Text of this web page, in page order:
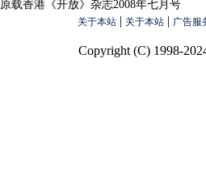
原载香港《开放》杂志2008年七月号
关于本站 | 关于本站 | 广告服
Copyright (C) 1998-